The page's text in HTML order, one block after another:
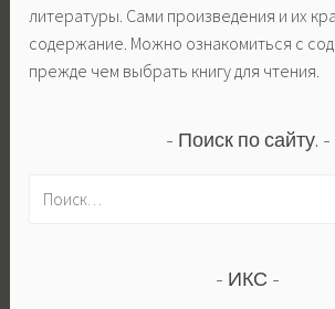
литературы. Сами произведения и их
содержание. Можно ознакомиться с
прежде чем выбрать книгу для чтения.
Поиск по сайту.
ИКС